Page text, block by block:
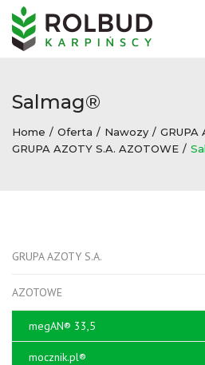
Salmag®
Home Oferta Nawozy
GRUPA
GRUPA AZOTY S.A. AZOTOWE
GRUPA AZOTY S.A.
AZOTOWE
megAN® 33,5
mocznik.pl®